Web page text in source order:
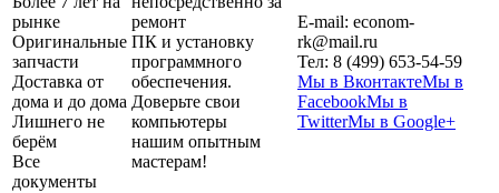
рынке
Оригинальные
запчасти
Доставка от
дома и до дома
Лишнего не
берём
Все
документы
ремонт
ПК и установку
программного
обеспечения.
Доверьте свои
компьютеры
нашим опытным
мастерам!
E-mail: econom-
rk@mail.ru
Тел: 8 (499) 653-54-59
Мы в ВконтактеМы в
FacebookМы в
TwitterМы в Google+